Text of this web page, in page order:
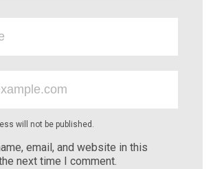
will not be published.
email, and website in this
next time I comment.